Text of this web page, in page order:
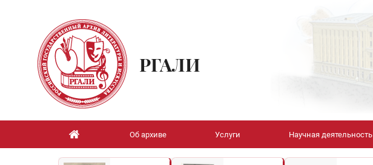
РГАЛИ
Об архиве Услуги Научная деятельность